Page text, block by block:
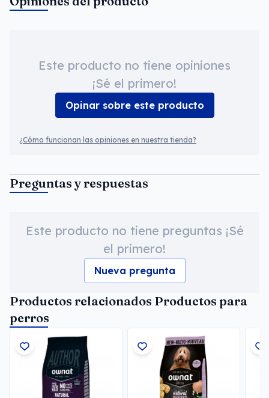
Este producto no tiene opiniones
¡Sé el primero!
Opinar sobre este producto
¿Cómo funcionan las opiniones en nuestra tienda?
Preguntas y respuestas
Este producto no tiene preguntas ¡Sé
el primero!
Nueva pregunta
Productos relacionados Productos para
perros